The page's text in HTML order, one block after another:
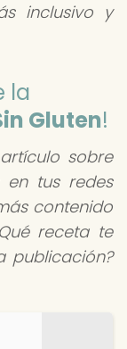
inclusivo y
la
Gluten!
sobre
en tus redes
contenido
receta te
publicación?